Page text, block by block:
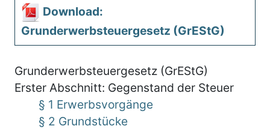
Download:
Grunderwerbsteuergesetz (GrEStG)
Grunderwerbsteuergesetz (GrEStG)
Erster Abschnitt: Gegenstand der Steuer
§ 1 Erwerbsvorgänge
§ 2 Grundstücke